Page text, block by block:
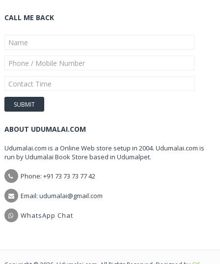
CALL ME BACK
ABOUT UDUMALAI.COM
Udumalai.com is a Online Web store setup in 2004. Udumalai.com is
run by Udumalai Book Store based in Udumalpet.
Phone: +91 73 73 73 77 42
Email: udumalai@gmail.com
WhatsApp Chat